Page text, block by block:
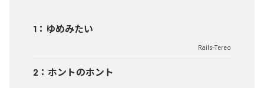
1 ： ゆめみたい
Rails-Tereo
2 ： ホントのホント